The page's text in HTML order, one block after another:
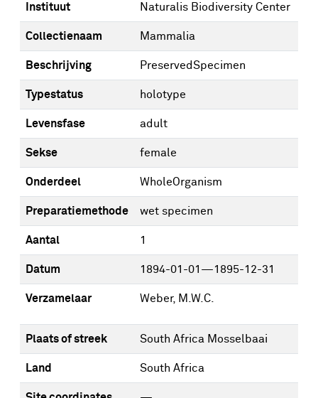
Instituut Naturalis Biodiversity Center
Collectienaam Mammalia
Beschrijving PreservedSpecimen
Typestatus holotype
Levensfase adult
Sekse female
Onderdeel WholeOrganism
Preparatiemethode wet specimen
Aantal 1
Datum 1894-01-01—1895-12-31
Verzamelaar Weber, M.W.C.
Plaats of streek South Africa Mosselbaai
Land South Africa